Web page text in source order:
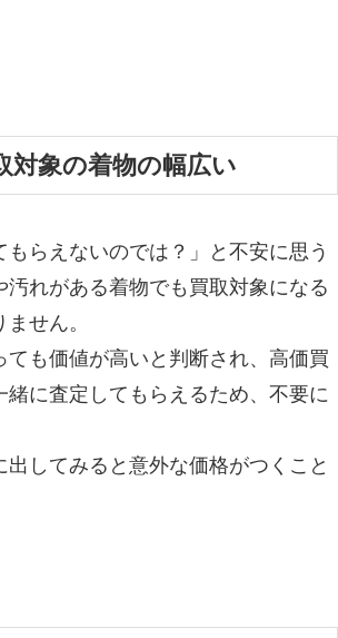
対象の着物の幅広い
らえないのでは？」と不安に思う
れがある着物でも買取対象になる
せん。
も価値が高いと判断され、高価買
に査定してもらえるため、不要に
してみると意外な価格がつくこと